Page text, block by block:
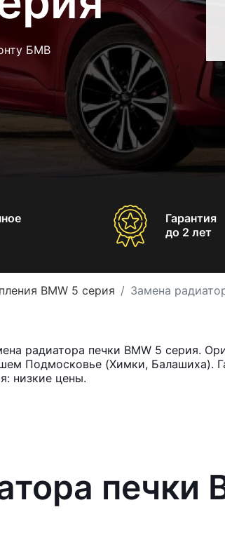
БМВ
Гарантия
до 2 лет
BMW 5 серия Замена
радиатора печки BMW 5 серия.
Подмосковье (Химки, Балашиха).
низкие цены.
печки